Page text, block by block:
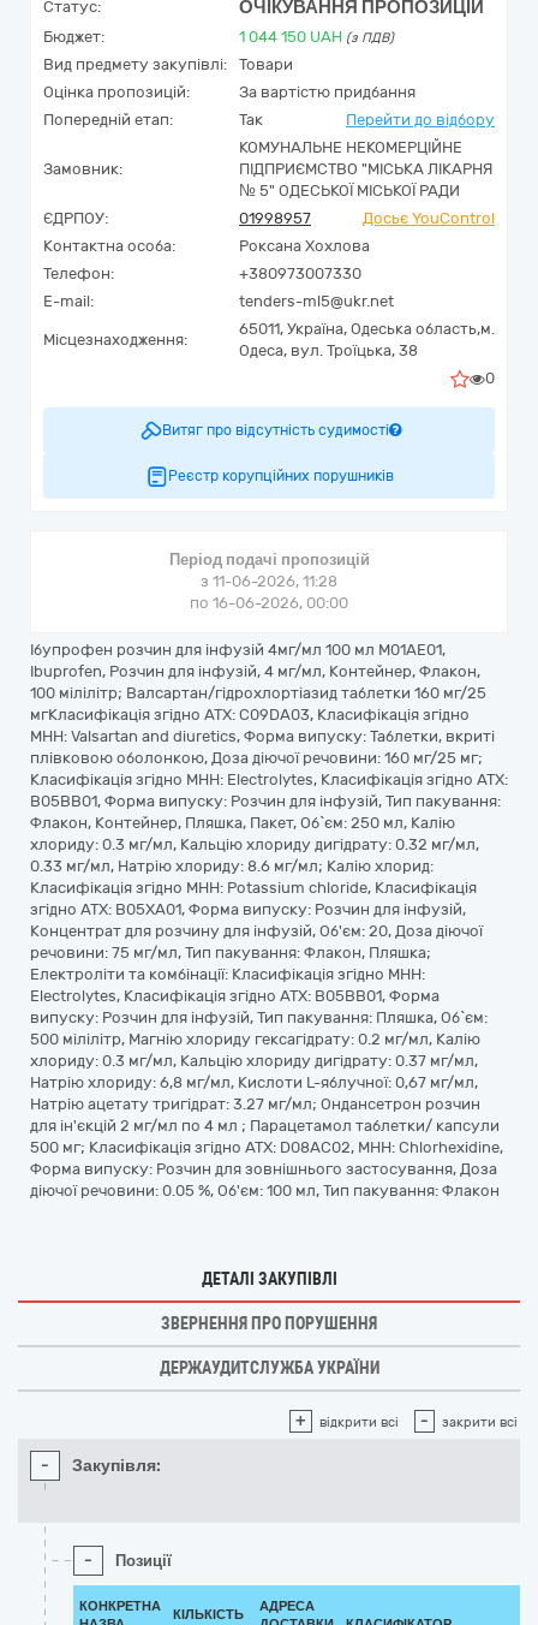
Статус: ОЧІКУВАННЯ ПРОПОЗИЦІЙ
Бюджет: 1 044 150 UAH (з ПДВ)
Вид предмету закупівлі:
Товари
Оцінка пропозицій:
За вартістю придбання
Попередній етап:
Так Перейти до відбору
Замовник:
КОМУНАЛЬНЕ НЕКОМЕРЦІЙНЕ
ПІДПРИЄМСТВО "МІСЬКА ЛІКАРНЯ
№ 5" ОДЕСЬКОЇ МІСЬКОЇ РАДИ
ЄДРПОУ:
01998957
Досьє YouControl
Контактна особа:
Роксана Хохлова
Телефон:
+380973007330
E-mail:
tenders-ml5@ukr.net
Місцезнаходження:
65011, Україна, Одеська область,м.
Одеса, вул. Троїцька, 38
0
Витяг про відсутність судимості
Реєстр корупційних порушників
Період подачі пропозицій
з 11-06-2026, 11:28
по 16-06-2026, 00:00
Ібупрофен розчин для інфузій 4мг/мл 100 мл M01AE01,
Ibuprofen, Розчин для інфузій, 4 мг/мл, Контейнер, Флакон,
100 мілілітр; Валсартан/гідрохлортіазид таблетки 160 мг/25
мгКласифікація згідно АТХ: C09DA03, Класифікація згідно
МНН: Valsartan and diuretics, Форма випуску: Таблетки, вкриті
плівковою оболонкою, Доза діючої речовини: 160 мг/25 мг;
Класифікація згідно МНН: Electrolytes, Класифікація згідно АТХ:
B05BB01, Форма випуску: Розчин для інфузій, Тип пакування:
Флакон, Контейнер, Пляшка, Пакет, Об`єм: 250 мл, Калію
хлориду: 0.3 мг/мл, Кальцію хлориду дигідрату: 0.32 мг/мл,
0.33 мг/мл, Натрію хлориду: 8.6 мг/мл; Калію хлорид:
Класифікація згідно МНН: Potassium chloride, Класифікація
згідно АТХ: B05XA01, Форма випуску: Розчин для інфузій,
Концентрат для розчину для інфузій, Об'єм: 20, Доза діючої
речовини: 75 мг/мл, Тип пакування: Флакон, Пляшка;
Електроліти та комбінації: Класифікація згідно МНН:
Electrolytes, Класифікація згідно АТХ: B05BB01, Форма
випуску: Розчин для інфузій, Тип пакування: Пляшка, Об`єм:
500 мілілітр, Магнію хлориду гексагідрату: 0.2 мг/мл, Калію
хлориду: 0.3 мг/мл, Кальцію хлориду дигідрату: 0.37 мг/мл,
Натрію хлориду: 6,8 мг/мл, Кислоти L-яблучної: 0,67 мг/мл,
Натрію ацетату тригідрат: 3.27 мг/мл; Ондансетрон розчин
для ін'єкцій 2 мг/мл по 4 мл ; Парацетамол таблетки/ капсули
500 мг; Класифікація згідно АТХ: D08AC02, МНН: Chlorhexidine,
Форма випуску: Розчин для зовнішнього застосування, Доза
діючої речовини: 0.05 %, Об'єм: 100 мл, Тип пакування: Флакон
ДЕТАЛІ ЗАКУПІВЛІ
ЗВЕРНЕННЯ ПРО ПОРУШЕННЯ
ДЕРЖАУДИТСЛУЖБА УКРАЇНИ
+ відкрити всі - закрити всі
- Закупівля:
- Позиції
КОНКРЕТНА
КІЛЬКІСТЬ
АДРЕСА